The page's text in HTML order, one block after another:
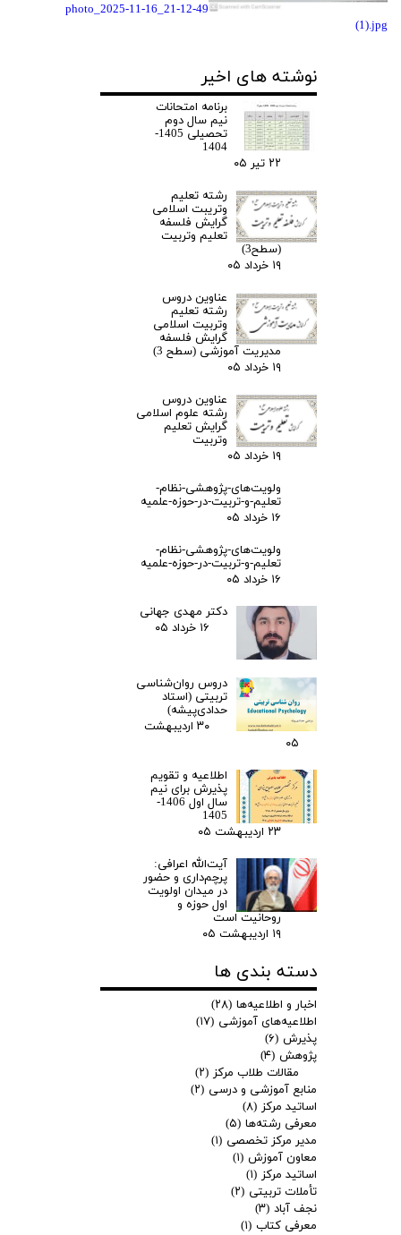
photo_2025-11-16_21-12-49
(1).jpg
نوشته های اخیر
برنامه امتحانات
نیم سال دوم
تحصیلی 1405-
1404
۲۲ تیر ۰۵
رشته تعلیم
وتریبت اسلامی
گرایش فلسفه
تعلیم وتربیت
(سطح3)
۱۹ خرداد ۰۵
عناوین دروس
رشته تعلیم
وتربیت اسلامی
گرایش فلسفه
مدیریت آموزشی (سطح 3)
۱۹ خرداد ۰۵
عناوین دروس
رشته علوم اسلامی
گرایش تعلیم
وتربیت
۱۹ خرداد ۰۵
ولویت‌های-پژوهشی-نظام-
تعلیم-و-تربیت-در-حوزه-علمیه
۱۶ خرداد ۰۵
ولویت‌های-پژوهشی-نظام-
تعلیم-و-تربیت-در-حوزه-علمیه
۱۶ خرداد ۰۵
دکتر مهدی جهانی
۱۶ خرداد ۰۵
دروس روان‌شناسی
تربیتی (استاد
حدادی‌پیشه)
۳۰ اردیبهشت
۰۵
اطلاعیه و تقویم
پذیرش برای نیم
سال اول 1406-
1405
۲۳ اردیبهشت ۰۵
آیت‌الله اعرافی:
پرچم‌داری و حضور
در میدان‌ اولویت
اول حوزه و
روحانیت است
۱۹ اردیبهشت ۰۵
دسته بندی ها
اخبار و اطلاعیه‌ها (۲۸)
اطلاعیه‌های آموزشی (۱۷)
پذیرش (۶)
پژوهش (۴)
مقالات طلاب مرکز (۲)
منابع آموزشی و درسی (۲)
اساتید مرکز (۸)
معرفی رشته‌ها (۵)
مدیر مرکز تخصصی (۱)
معاون آموزش (۱)
اساتید مرکز (۱)
تأملات تربیتی (۲)
نجف آباد (۳)
معرفی کتاب (۱)